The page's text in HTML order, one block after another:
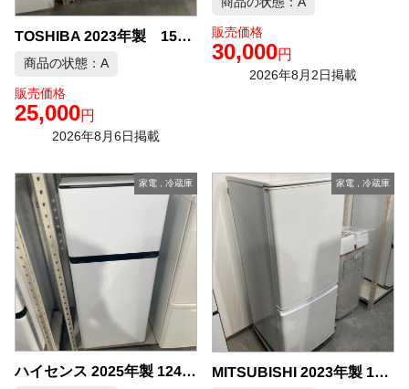
TOSHIBA 2023年製 153L 冷凍冷蔵庫 中古品販売
商品の状態：A
販売価格
25,000円
2026年8月6日掲載
販売価格
30,000円
2026年8月2日掲載
家電, 冷蔵庫
ハイセンス 2025年製 124L 冷蔵庫 中古品販売
家電 冷蔵庫
MITSUBISHI 2023年製 146L 冷蔵庫 中古品販売